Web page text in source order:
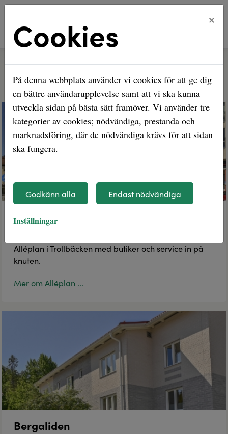
Hem Våra bostadsområden
Våra bostadsområden
Alléplan
Alléplan i Trollbäcken med butiker och service in på
knuten.
Mer om Alléplan ...
Bergaliden
Cookies ×
På denna webbplats använder vi cookies för att ge dig
en bättre användarupplevelse samt att vi ska kunna
utveckla sidan på bästa sätt framöver. Vi använder tre
kategorier av cookies; nödvändiga, prestanda och
marknadsföring, där de nödvändiga krävs för att sidan
ska fungera.
Godkänn alla Endast nödvändiga
Inställningar